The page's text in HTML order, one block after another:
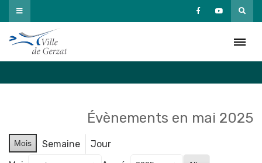
Passer
au
contenu
Évènements en mai 2025
Mois Semaine
Jour